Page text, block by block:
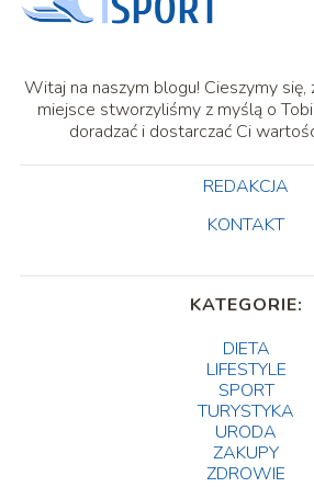
Witaj na naszym blogu! Cieszymy się,
miejsce stworzyliśmy z myślą o
doradzać i dostarczać Ci
REDAKCJA
KONTAKT
KATEGORIE:
DIETA
LIFESTYLE
SPORT
TURYSTYKA
URODA
ZAKUPY
ZDROWIE